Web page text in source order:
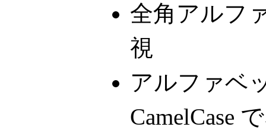
全角アルフ
視
アルファベ
CamelCase